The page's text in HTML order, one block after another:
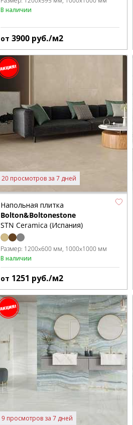
В наличии
от3900 руб./м2
20 просмотров за 7 дней
Напольная плитка
Bolton&Boltonestone
STN Ceramica (Испания)
Размер: 1200x600 мм 1000x1000 мм
В наличии
от 1251 руб./м2
9 просмотров за 7 дней